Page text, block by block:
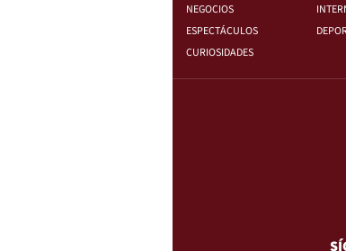
NEGOCIOS
ESPECTÁCULOS
CURIOSIDADES